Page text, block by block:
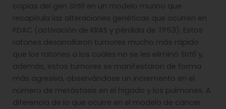
copias del gen Sirt6 en un modelo murino que
recapitula las alteraciones genéticas que ocurren en
PDAC (activación de KRAS y pérdida de TP53). Estos
ratones desarrollaron tumores mucho más rápido
que los ratones a los cuáles no se les eliminó Sirt6 y,
además, estos tumores se manifestaron de forma
más agresiva, observándose un incremento en el
número de metástasis en el hígado y los pulmones. A
diferencia de lo que ocurre en el modelo de cáncer